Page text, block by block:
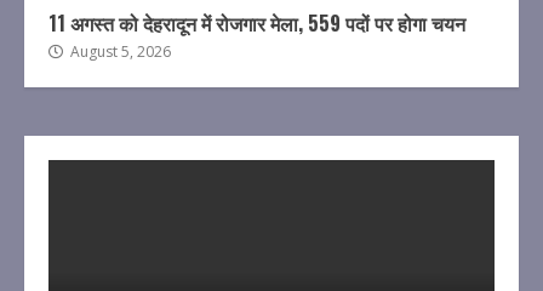
11 अगस्त को देहरादून में रोजगार मेला, 559 पदों पर होगा चयन
August 5, 2026